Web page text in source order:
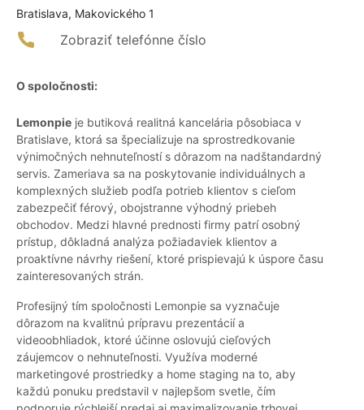
Bratislava, Makovického 1
Zobraziť telefónne číslo
O spoločnosti:
Lemonpie je butiková realitná kancelária pôsobiaca v
Bratislave, ktorá sa špecializuje na sprostredkovanie
výnimočných nehnuteľností s dôrazom na nadštandardný
servis. Zameriava sa na poskytovanie individuálnych a
komplexných služieb podľa potrieb klientov s cieľom
zabezpečiť férový, obojstranne výhodný priebeh
obchodov. Medzi hlavné prednosti firmy patrí osobný
prístup, dôkladná analýza požiadaviek klientov a
proaktívne návrhy riešení, ktoré prispievajú k úspore času
zainteresovaných strán.
Profesijný tím spoločnosti Lemonpie sa vyznačuje
dôrazom na kvalitnú prípravu prezentácií a
videoobhliadok, ktoré účinne oslovujú cieľových
záujemcov o nehnuteľnosti. Využíva moderné
marketingové prostriedky a home staging na to, aby
každú ponuku predstavil v najlepšom svetle, čím